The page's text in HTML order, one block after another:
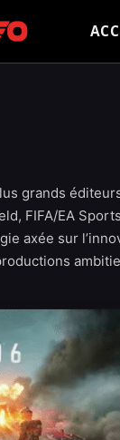
grands
FIFA/EA
axée sur